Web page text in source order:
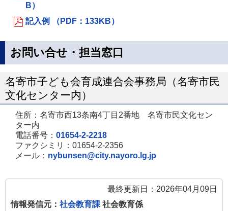
B）
記入例 （PDF：133KB）
お問い合せ・担当窓口
名寄市子ども会育成連合会事務局（名寄市民
文化センター内）
住所：名寄市西13条南4丁目2番地 名寄市民文化セン
ター内
電話番号： 01654-2-2218
ファクシミリ：01654-2-2356
メール： nybunsen@city.nayoro.lg.jp
最終更新日：2026年04月09日
情報発信元： 社会教育課 社会教育係